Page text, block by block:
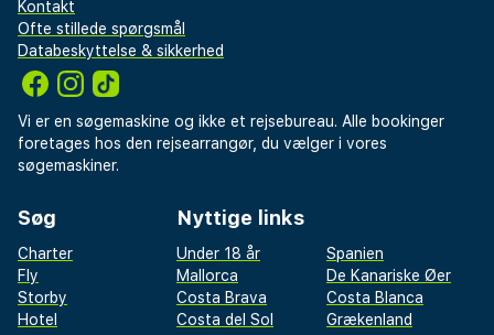
Kontakt
Ofte stillede spørgsmål
Databeskyttelse & sikkerhed
Vi er en søgemaskine og ikke et rejsebureau. Alle bookinger
foretages hos den rejsearrangør, du vælger i vores
søgemaskiner.
Søg
Charter
Fly
Storby
Hotel
Nyttige links
Under 18 år
Spanien
Mallorca
De Kanariske Øer
Costa Brava
Costa Blanca
Costa del Sol
Grækenland